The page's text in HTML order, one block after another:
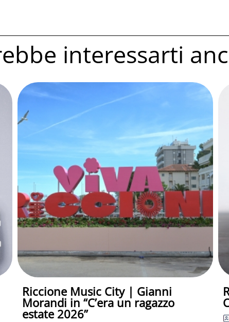
interessarti
Riccione Music City | Gianni
Morandi in “C’era un ragazzo
estate 2026”